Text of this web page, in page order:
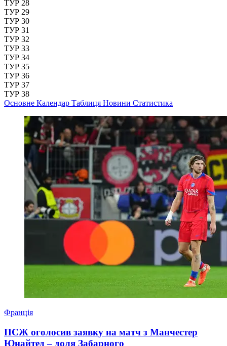
ТУР 28
ТУР 29
ТУР 30
ТУР 31
ТУР 32
ТУР 33
ТУР 34
ТУР 35
ТУР 36
ТУР 37
ТУР 38
Основне Календар Таблиця Новини Статистика
Франція
ПСЖ оголосив заявку на матч з Манчестер
Юнайтед – доля Забарного